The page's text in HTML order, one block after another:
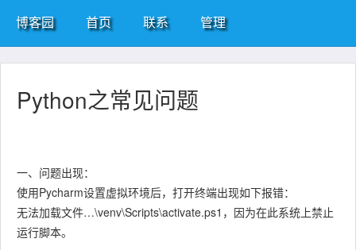
博客园 首页 联系 管理
Python之常见问题
一、问题出现：
使用Pycharm设置虚拟环境后，打开终端出现如下报错：
无法加载文件…\venv\Scripts\activate.ps1，因为在此系统上禁止
运行脚本。